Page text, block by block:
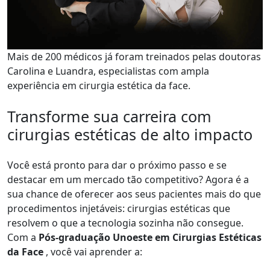
Mais de 200 médicos já foram treinados pelas doutoras
Carolina e Luandra, especialistas com ampla
experiência em cirurgia estética da face.
Transforme sua carreira com
cirurgias estéticas de alto impacto
Você está pronto para dar o próximo passo e se
destacar em um mercado tão competitivo? Agora é a
sua chance de oferecer aos seus pacientes mais do que
procedimentos injetáveis: cirurgias estéticas que
resolvem o que a tecnologia sozinha não consegue.
Com a Pós-graduação Unoeste em Cirurgias Estéticas
da Face , você vai aprender a: